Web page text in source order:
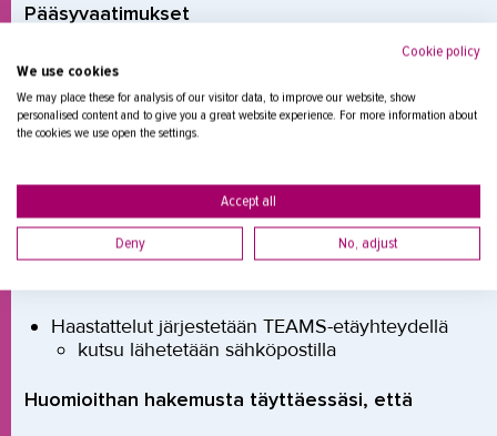
Pääsyvaatimukset
Erikoisammattitutkinnon suorittaminen
oppisopimuskoulutuksena vaatii työpaikan tai
yrittäjyyden, jossa voi harjoitella urheiluhierojan
ammattitaitovaatimuksien mukaisia työtehtäviä.
opintojen ajaksi.
Opiskelijan terveydentilan tulee olla ammatissa
toimimiseen soveltuva.
Haastattelut järjestetään TEAMS-etäyhteydellä
kutsu lähetetään sähköpostilla
Huomioithan hakemusta täyttäessäsi, että
Cookie policy
We use cookies
We may place these for analysis of our visitor data, to improve our website, show
personalised content and to give you a great website experience. For more information about
the cookies we use open the settings.
Accept all
Deny No, adjust